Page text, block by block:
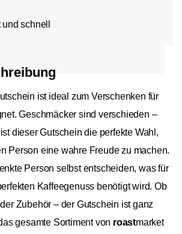
schnell
ist ideal zum Verschenken für
Geschmäcker sind verschieden –
dieser Gutschein die perfekte Wahl,
Person eine wahre Freude zu machen.
Person selbst entscheiden, was für
Kaffeegenuss benötigt wird. Ob
Zubehör – der Gutschein ist ganz
gesamte Sortiment von roastmarket